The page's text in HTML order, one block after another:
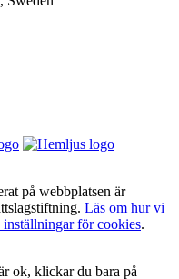
på webbplatsen är
Läs om hur vi
för cookies.
ok, klickar du bara på